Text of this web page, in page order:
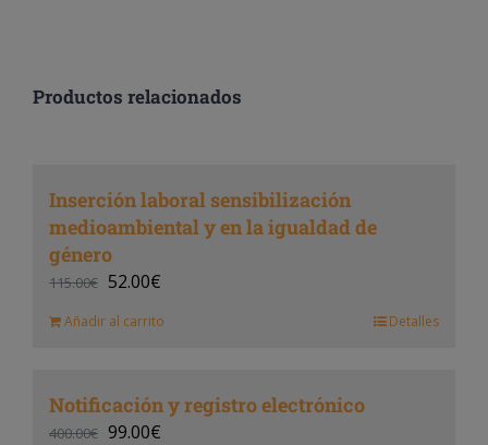
Productos relacionados
Inserción laboral sensibilización
medioambiental y en la igualdad de
género
115.00€ 52.00€
Añadir al carrito Detalles
Notificación y registro electrónico
400.00€ 99.00€